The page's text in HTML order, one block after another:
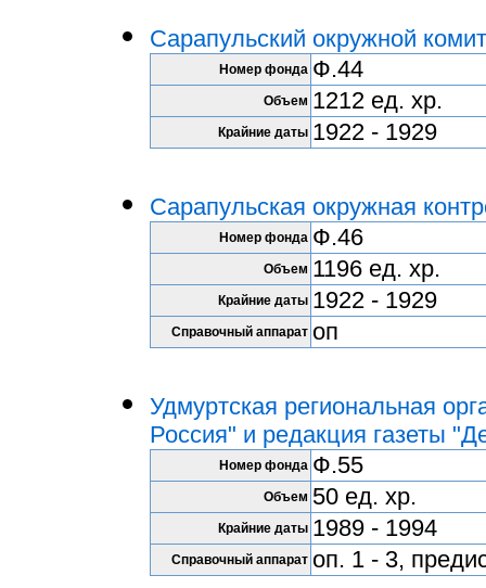
Сарапульский окружной
Номер фонда Ф.44
Объем 1212 ед. хр.
Крайние даты 1922 - 1929
Сарапульская окружная
Номер фонда Ф.46
Объем 1196 ед. хр.
Крайние даты 1922 - 1929
Справочный аппарат оп
Удмуртская региональная
Россия" и редакция газеты
Номер фонда Ф.55
Объем 50 ед. хр.
Крайние даты 1989 - 1994
Справочный аппарат оп. 1 - 3,